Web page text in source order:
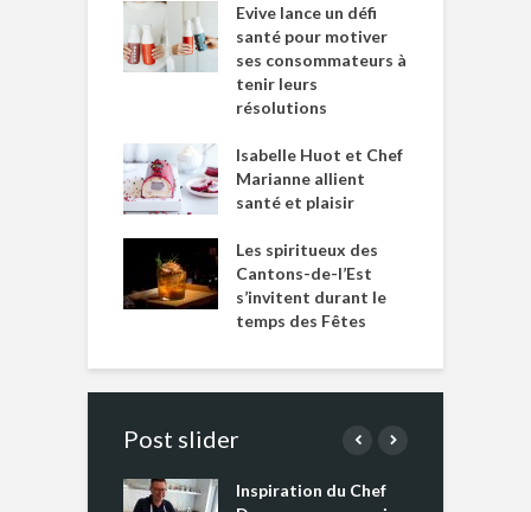
Evive lance un défi
santé pour motiver
ses consommateurs à
tenir leurs
résolutions
Isabelle Huot et Chef
Marianne allient
santé et plaisir
Les spiritueux des
Cantons-de-l’Est
s’invitent durant le
temps des Fêtes
Post slider
Inspiration du Chef